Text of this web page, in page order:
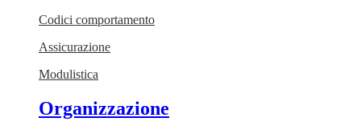
Codici comportamento
Assicurazione
Modulistica
Organizzazione